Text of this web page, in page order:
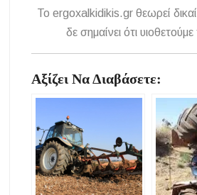
To ergoxalkidikis.gr θεωρεί
δε σημαίνει ότι
Αξίζει Να Διαβάσετε: